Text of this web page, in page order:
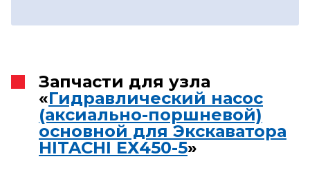
Запчасти для узла
«Гидравлический насос
(аксиально-поршневой)
основной для Экскаватора
HITACHI ЕХ450-5»